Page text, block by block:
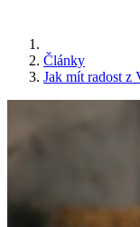
Články
Jak mít radost z